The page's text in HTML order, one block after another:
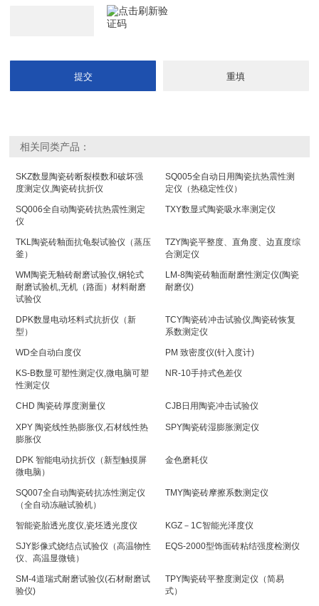
相关同类产品：
SKZ数显陶瓷砖断裂模数和破坏强
度测定仪,陶瓷砖抗折仪
SQ005全自动日用陶瓷抗热震性测
定仪（热稳定性仪）
SQ006全自动陶瓷砖抗热震性测定
仪
TXY数显式陶瓷吸水率测定仪
TKL陶瓷砖釉面抗龟裂试验仪（蒸压
釜）
TZY陶瓷平整度、直角度、边直度综
合测定仪
WM陶瓷无釉砖耐磨试验仪,钢轮式
耐磨试验机,无机（路面）材料耐磨
试验仪
LM-8陶瓷砖釉面耐磨性测定仪(陶瓷
耐磨仪)
DPK数显电动坯料式抗折仪（新
型）
TCY陶瓷砖冲击试验仪,陶瓷砖恢复
系数测定仪
WD全自动白度仪 PM 致密度仪(针入度计)
KS-B数显可塑性测定仪,微电脑可塑
性测定仪
NR-10手持式色差仪
CHD 陶瓷砖厚度测量仪 CJB日用陶瓷冲击试验仪
XPY 陶瓷线性热膨胀仪,石材线性热
膨胀仪
SPY陶瓷砖湿膨胀测定仪
DPK 智能电动抗折仪（新型触摸屏
微电脑）
金色磨耗仪
SQ007全自动陶瓷砖抗冻性测定仪
（全自动冻融试验机）
TMY陶瓷砖摩擦系数测定仪
智能瓷胎透光度仪,瓷坯透光度仪 KGZ－1C智能光泽度仪
SJY影像式烧结点试验仪（高温物性
仪、高温显微镜）
EQS-2000型饰面砖粘结强度检测仪
SM-4道瑞式耐磨试验仪(石材耐磨试
验仪)
TPY陶瓷砖平整度测定仪（简易
式）